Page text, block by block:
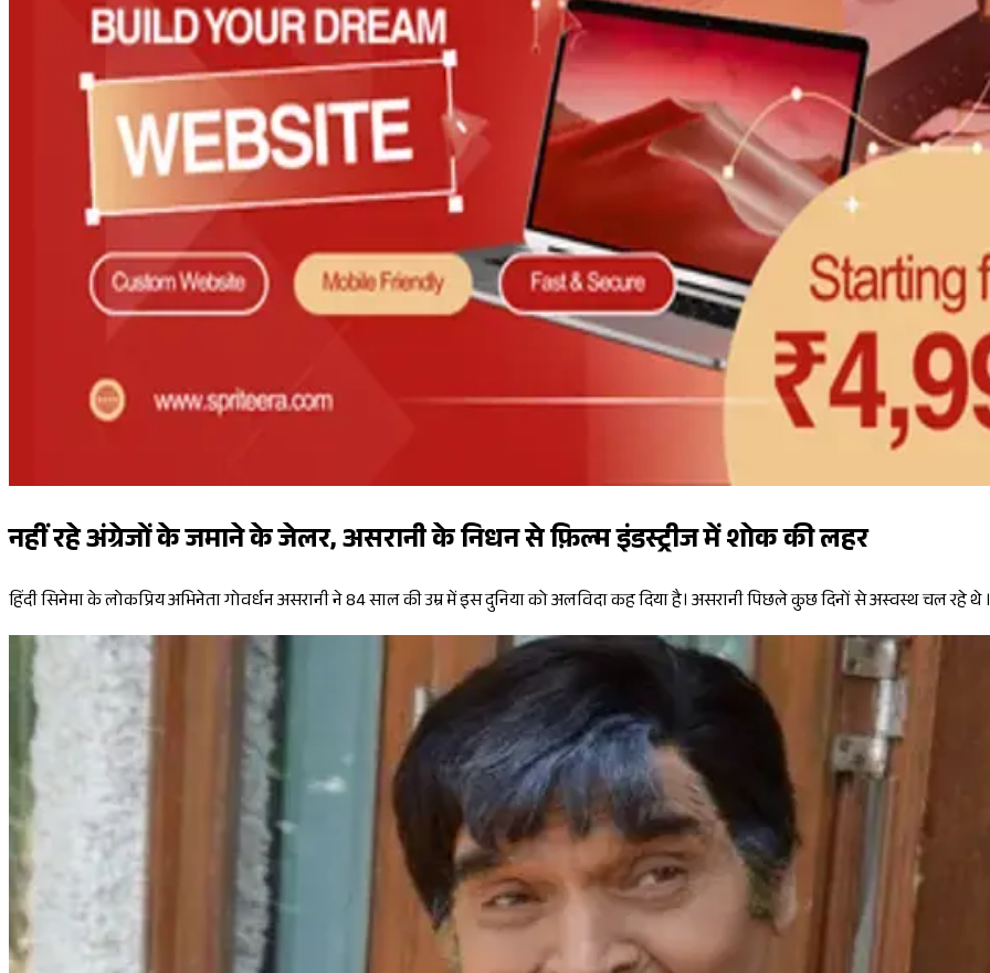
नहीं रहे अंग्रेजों के जमाने के जेलर, असरानी के निधन से फ़िल्म इंडस्ट्रीज में शोक की लहर
हिंदी सिनेमा के लोकप्रिय अभिनेता गोवर्धन असरानी ने 84 साल की उम्र में इस दुनिया को अलविदा कह दिया है। असरानी पिछले कुछ दिनों से अस्वस्थ चल रहे थे ।